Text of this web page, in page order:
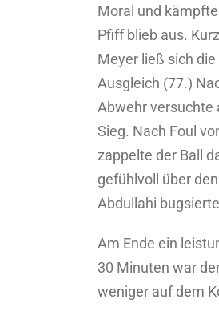
Moral und
Pfiff blieb aus.
Meyer ließ sich
Ausgleich (77.)
Abwehr versuchte
Sieg. Nach Foul
zappelte der Ball
gefühlvoll über
Abdullahi
Am Ende ein
30 Minuten war
weniger auf dem